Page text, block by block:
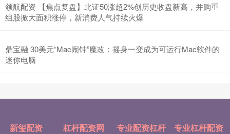
领航配资 【焦点复盘】北证50涨超2%创历史收盘新高，并购重
组股掀大面积涨停，新消费人气持续火爆
鼎宝融 30美元“Mac闹钟”魔改：摇身一变成为可运行Mac软件的
迷你电脑
新玺配资 杠杆配资网
专业配资杠杆
专业杠杆配资